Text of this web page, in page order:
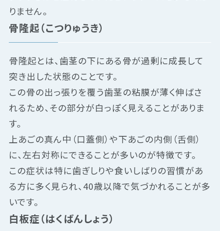
りません。
骨隆起（こつりゅうき）
骨隆起とは、歯茎の下にある骨が過剰に成長して
突き出した状態のことです。
この骨の出っ張りを覆う歯茎の粘膜が薄く伸ばさ
れるため、その部分が白っぽく見えることがありま
す。
上あごの真ん中（口蓋側）や下あごの内側（舌側）
に、左右対称にできることが多いのが特徴です。
この症状は特に歯ぎしりや食いしばりの習慣があ
る方に多く見られ、40歳以降で気づかれることが多
いです。
白板症（はくばんしょう）